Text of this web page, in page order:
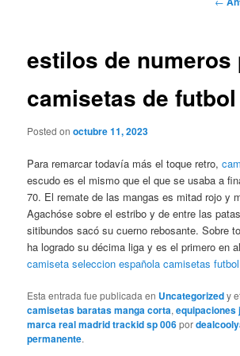
estilos de numeros
camisetas de futbol
Posted onoctubre 11, 2023
Para remarcar todavía más el toque retro,
escudo es el mismo que el que se usaba a
70. El remate de las mangas es mitad rojo y
Agachóse sobre el estribo y de entre las
sitibundos sacó su cuerno rebosante. Sobre
ha logrado su décima liga y es el primero en
camiseta seleccion española camisetas
Esta entrada fue publicada en Uncategorizedy
camisetas baratas manga corta,equipaciones
marca real madrid trackid sp 006por
permanente.